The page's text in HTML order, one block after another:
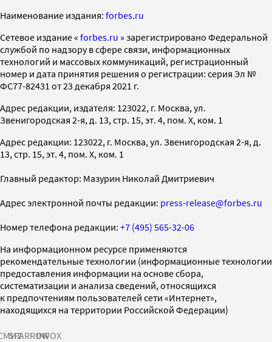
Наименование издания: forbes.ru
Cетевое издание « forbes.ru » зарегистрировано Федеральной
службой по надзору в сфере связи, информационных
технологий и массовых коммуникаций, регистрационный
номер и дата принятия решения о регистрации: серия Эл №
ФС77-82431 от 23 декабря 2021 г.
Адрес редакции, издателя: 123022, г. Москва, ул.
Звенигородская 2-я, д. 13, стр. 15, эт. 4, пом. X, ком. 1
Адрес редакции: 123022, г. Москва, ул. Звенигородская 2-я, д.
13, стр. 15, эт. 4, пом. X, ком. 1
Главный редактор: Мазурин Николай Дмитриевич
Адрес электронной почты редакции: press-release@forbes.ru
Номер телефона редакции: +7 (495) 565-32-06
На информационном ресурсе применяются
рекомендательные технологии (информационные технологии
предоставления информации на основе сбора,
систематизации и анализа сведений, относящихся
к предпочтениям пользователей сети «Интернет»,
находящихся на территории Российской Федерации)
SPARROWINFOX